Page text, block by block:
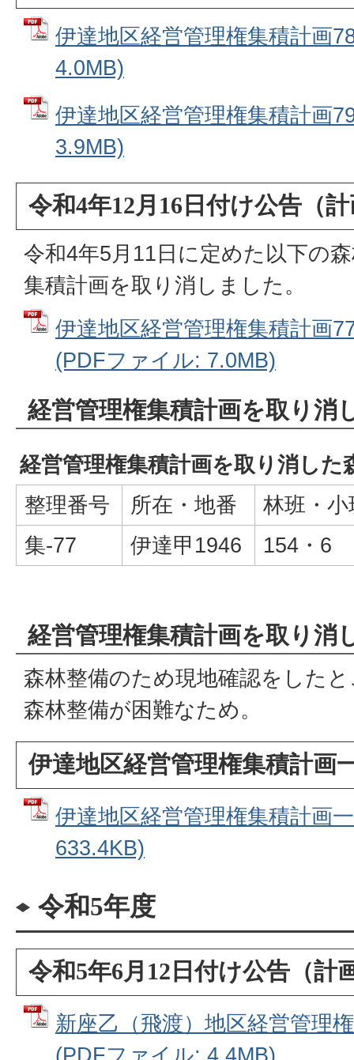
伊達地区経営管理権集積計画
4.0MB)
伊達地区経営管理権集積計画
3.9MB)
令和4年12月16日付け公告（
令和4年5月11日に定めた以下の
集積計画を取り消しました。
伊達地区経営管理権集積計画
(PDFファイル: 7.0MB)
経営管理権集積計画を取り消
経営管理権集積計画を取り消した
整理番号
所在・地番
林班・小
集-77
伊達甲1946 154・6
経営管理権集積計画を取り消
森林整備のため現地確認をした
森林整備が困難なため。
伊達地区経営管理権集積計画
伊達地区経営管理権集積計画
633.4KB)
令和5年度
令和5年6月12日付け公告（計
新座乙（飛渡）地区経営管理
(PDFファイル: 4.4MB)